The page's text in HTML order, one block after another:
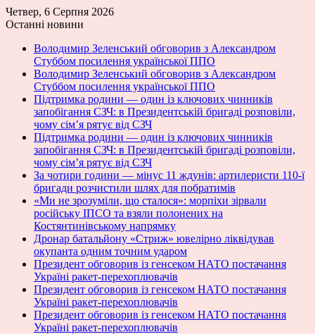
Четвер, 6 Серпня 2026
Останні новини
Володимир Зеленський обговорив з Александром
Стуббом посилення української ППО
Володимир Зеленський обговорив з Александром
Стуббом посилення української ППО
Підтримка родини — один із ключових чинників
запобігання СЗЧ: в Президентській бригаді розповіли,
чому сім’я рятує від СЗЧ
Підтримка родини — один із ключових чинників
запобігання СЗЧ: в Президентській бригаді розповіли,
чому сім’я рятує від СЗЧ
За чотири години — мінус 11 ждунів: артилеристи 110-ї
бригади розчистили шлях для побратимів
«Ми не зрозуміли, що сталося»: морпіхи зірвали
російську ІПСО та взяли полонених на
Костянтинівському напрямку
Дронар батальйону «Стриж» ювелірно ліквідував
окупанта одним точним ударом
Президент обговорив із генсеком НАТО постачання
Україні ракет-перехоплювачів
Президент обговорив із генсеком НАТО постачання
Україні ракет-перехоплювачів
Президент обговорив із генсеком НАТО постачання
Україні ракет-перехоплювачів